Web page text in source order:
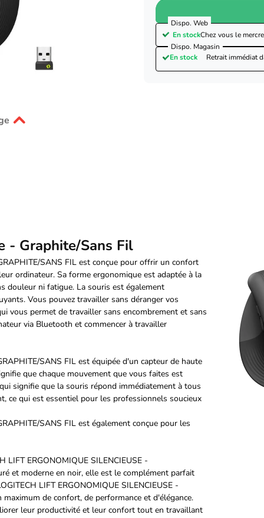
Dispo. Web
En stockChez vous le
Dispo. Magasin
En stock
Retrait immédiat
- Graphite/Sans Fil
SANS FIL est conçue pour offrir un confort
ordinateur. Sa forme ergonomique est adaptée à la
douleur ni fatigue. La souris est également
Vous pouvez travailler sans déranger vos
vous permet de travailler sans encombrement et sans
via Bluetooth et commencer à travailler
SANS FIL est équipée d'un capteur de haute
que chaque mouvement que vous faites est
signifie que la souris répond immédiatement à tous
ce qui est essentiel pour les professionnels soucieux
SANS FIL est également conçue pour les
ERGONOMIQUE SILENCIEUSE -
et moderne en noir, elle est le complément parfait
LIFT ERGONOMIQUE SILENCIEUSE -
de confort, de performance et d'élégance.
leur productivité et leur confort tout en travaillant